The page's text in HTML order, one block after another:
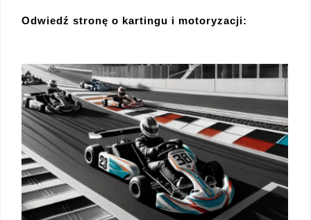
Odwiedź stronę o kartingu i motoryzacji: